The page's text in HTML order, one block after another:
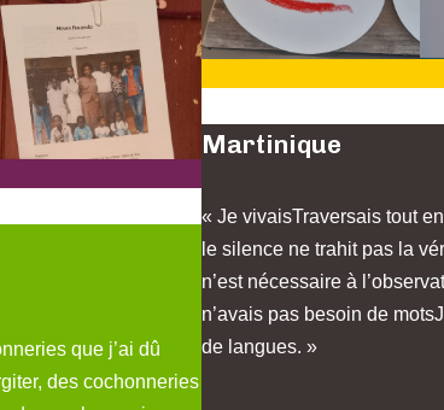
que j’ai dû
des cochonneries
Martinique
« Je vivaisTraversais tout
le silence ne trahit pas la
n’est nécessaire à
n’avais pas besoin de
de langues. »